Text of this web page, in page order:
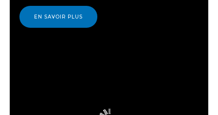
EN SAVOIR PLUS